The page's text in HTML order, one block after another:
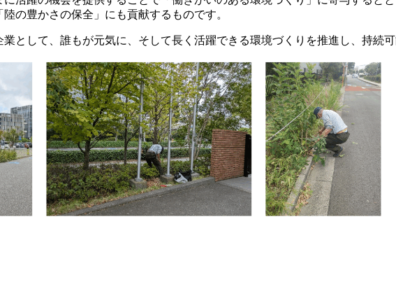
の豊かさの保全」にも貢献するものです。
として、誰もが元気に、そして長く活躍できる環境づくりを推進し、持続